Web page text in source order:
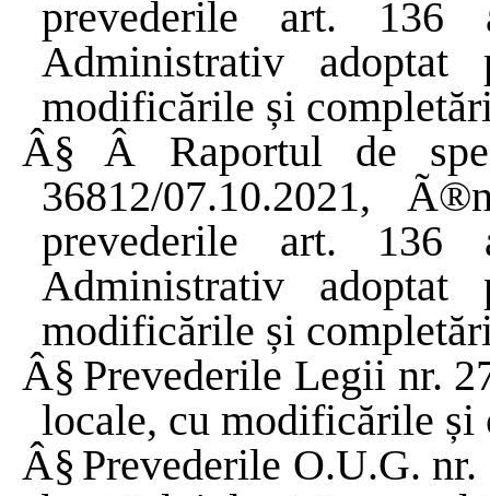
prevederile art. 136
Administrativ
adoptat
modificările și
Â§
Â Raportulde
36812/07.10.2021,
prevederile art. 136
Administrativ
adoptat
modificările și
Â§ Prevederile Legiinr.
locale, cu modificările și
Â§ Prevederile O.U.G.